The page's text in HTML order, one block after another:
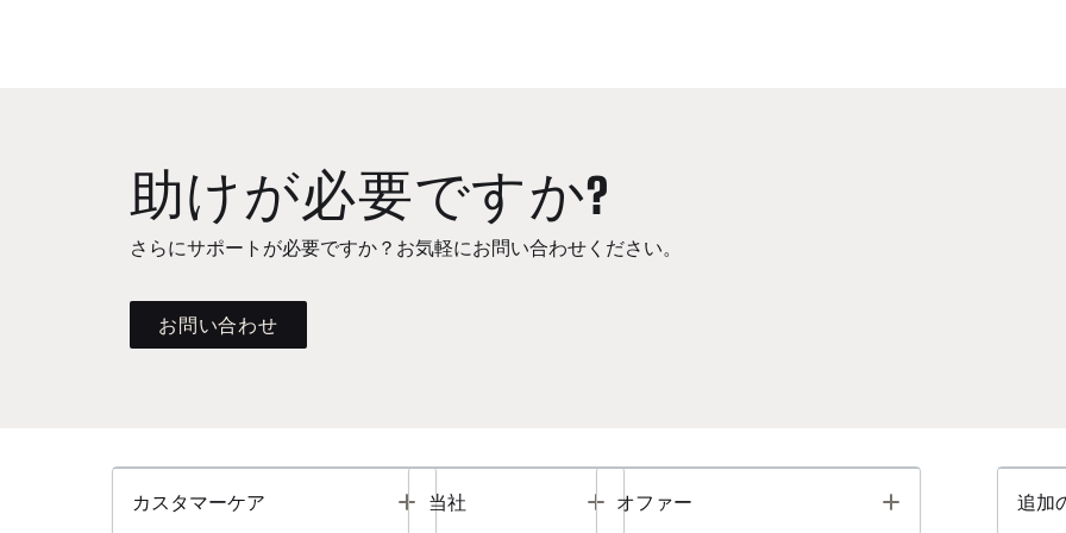
助けが必要ですか?
さらにサポートが必要ですか？お気軽にお問い合わせください。
お問い合わせ
カスタマーケア Toggle
当社 Toggle
オファー Toggle 追加